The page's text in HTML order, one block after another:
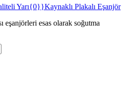
Yarı{0}}Kaynaklı Plakalı Eşanjör
eşanjörleri esas olarak soğutma